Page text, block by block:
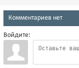
Комментариев нет
Войдите: